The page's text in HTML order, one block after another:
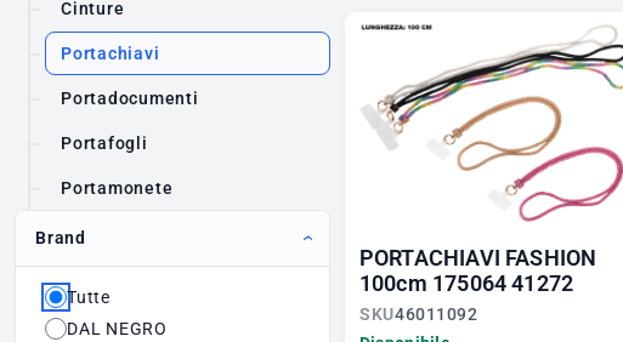
Cinture
Portachiavi
Portadocumenti
Portafogli
Portamonete
Brand
Tutte
DAL NEGRO
PORTACHIAVI FASHION
100cm 175064 41272
SKU46011092